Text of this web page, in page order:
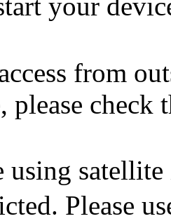
from
please
using
Please